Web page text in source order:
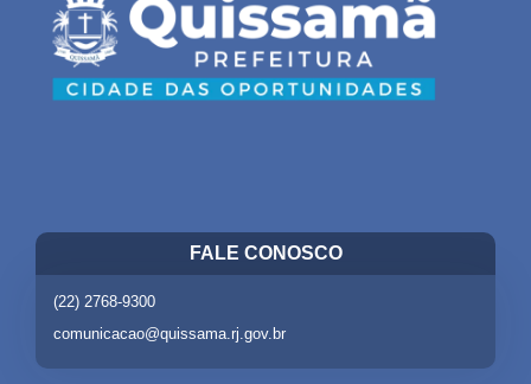
FALE CONOSCO
(22) 2768-9300
comunicacao@quissama.rj.gov.br